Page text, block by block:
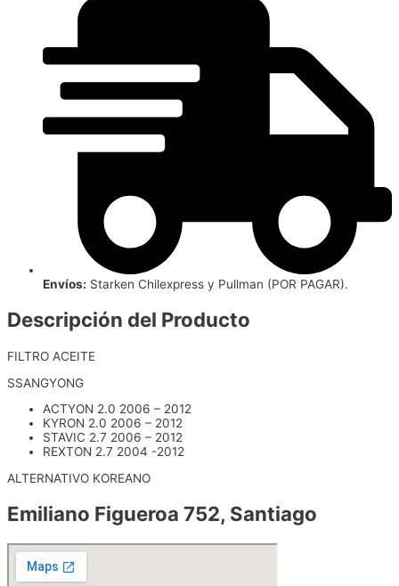
Envíos: Starken Chilexpress y Pullman (POR PAGAR).
Descripción del Producto
FILTRO ACEITE
SSANGYONG
ACTYON 2.0 2006 – 2012
KYRON 2.0 2006 – 2012
STAVIC 2.7 2006 – 2012
REXTON 2.7 2004 -2012
ALTERNATIVO KOREANO
Emiliano Figueroa 752, Santiago